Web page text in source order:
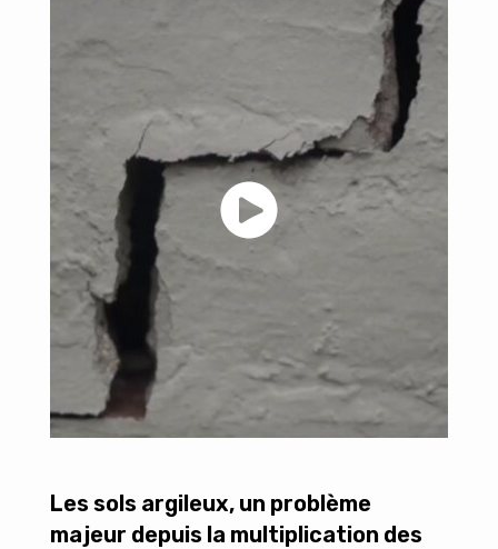
Les sols argileux, un problème
majeur depuis la multiplication des